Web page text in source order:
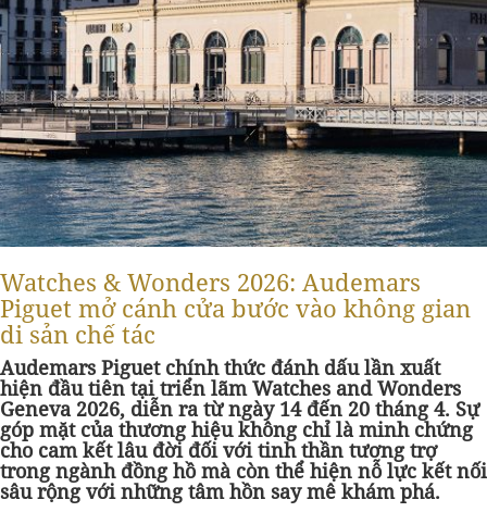
Watches & Wonders 2026: Audemars
Piguet mở cánh cửa bước vào không gian
di sản chế tác
Audemars Piguet chính thức đánh dấu lần xuất
hiện đầu tiên tại triển lãm Watches and Wonders
Geneva 2026, diễn ra từ ngày 14 đến 20 tháng 4. Sự
góp mặt của thương hiệu không chỉ là minh chứng
cho cam kết lâu đời đối với tinh thần tương trợ
trong ngành đồng hồ mà còn thể hiện nỗ lực kết nối
sâu rộng với những tâm hồn say mê khám phá.